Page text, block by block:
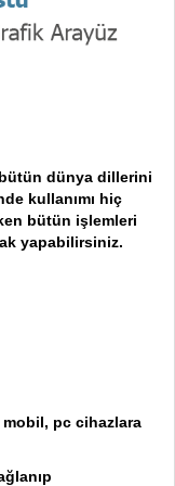
bütün dünya dillerini
kullanımı hiç
bütün işlemleri
yapabilirsiniz.
pc cihazlara